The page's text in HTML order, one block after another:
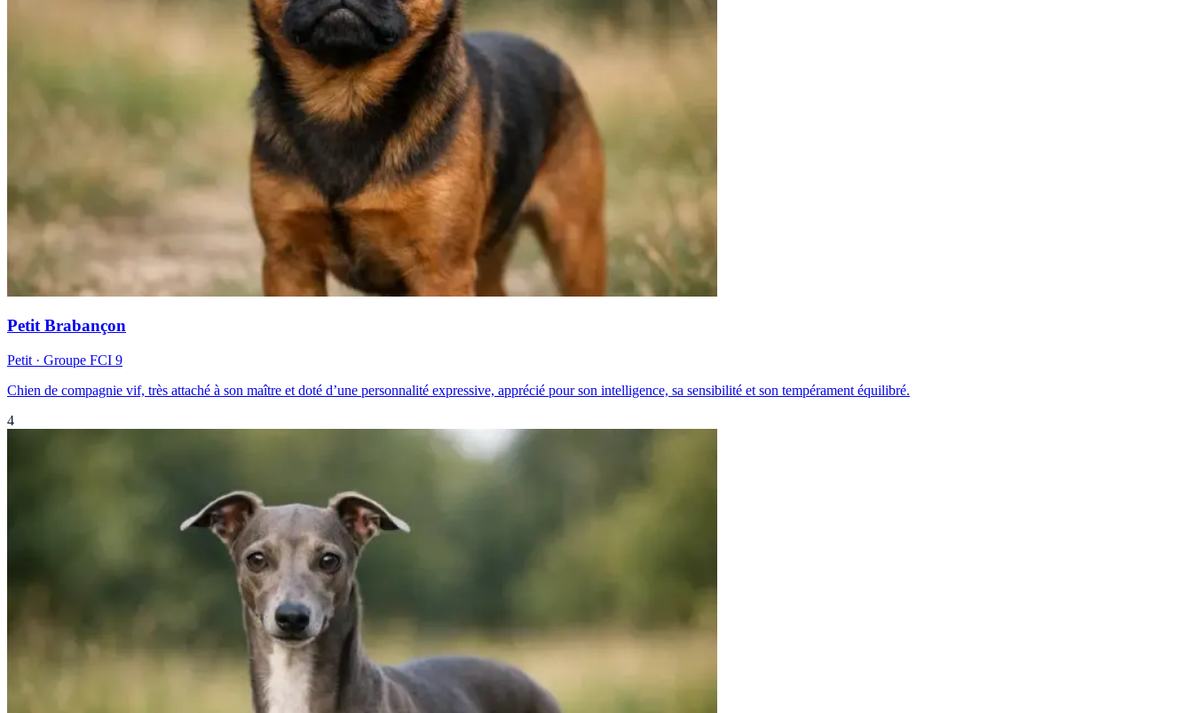
Petit Brabançon
Petit · Groupe FCI 9
Chien de compagnie vif, très attaché à son maître et doté d’une personnalité expressive, apprécié pour son intelligence, sa sensibilité et son tempérament équilibré.
4